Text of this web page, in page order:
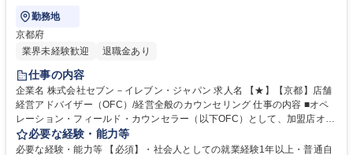
勤務地
京都府
業界未経験歓迎
退職金あり
仕事の内容
企業名 株式会社セブン－イレブン・ジャパン 求人名 【★】【京都】店舗
経営アドバイザー（OFC）/経営全般のカウンセリング 仕事の内容 ■オペ
レーション・フィールド・カウンセラー（以下OFC）として、加盟店オー
ナー様が経営するコンビニエンスストアに対して、経営全般に関わる支援
を担います。定量データに基づく運営支援業務をお任せします。 【業務
必要な経験・能力等
必要な経験・能力等 【必須】・社会人としての就業経験1年以上・普通自